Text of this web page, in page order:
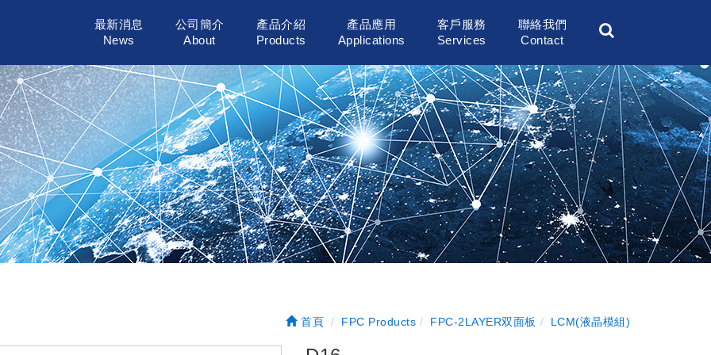
最新消息
News
公司簡介
About
產品介紹
Products
產品應用
Applications
客戶服務
Services
聯絡我們
Contact
首頁 FPC Products FPC-2LAYER双面板 LCM(液晶模組)